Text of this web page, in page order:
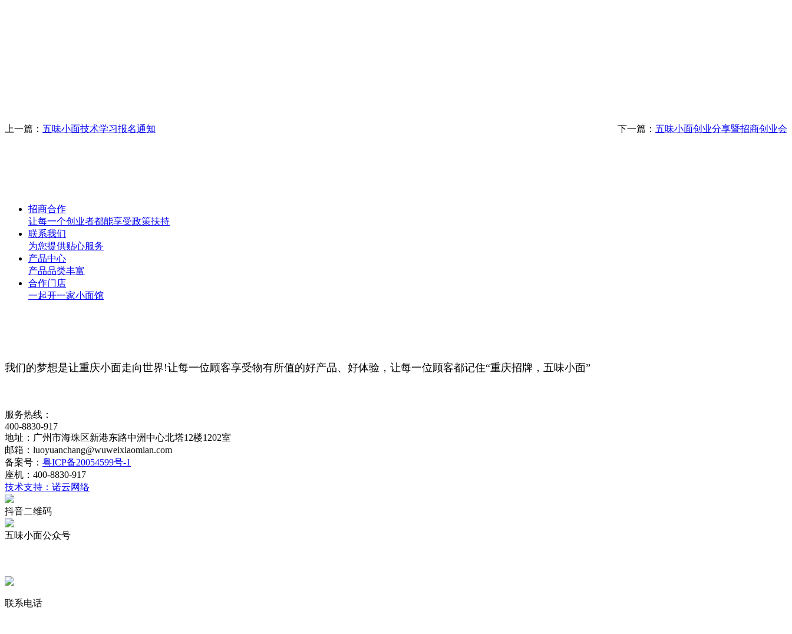
上一篇： 五味小面技术学习报名通知 下一篇： 五味小面创业分享暨招商创业会
招商合作
让每一个创业者都能享受政策扶持
联系我们
为您提供贴心服务
产品中心
产品品类丰富
合作门店
一起开一家小面馆
我们的梦想是让重庆小面走向世界!让每一位顾客享受物有所值的好产品、好体验，让每一位顾客都记住“重庆招牌，五味小面”
服务热线：
400-8830-917
地址：广州市海珠区新港东路中洲中心北塔12楼1202室
邮箱：luoyuanchang@wuweixiaomian.com
备案号： 粤ICP备20054599号-1
座机：400-8830-917
技术支持：诺云网络
抖音二维码
五味小面公众号
联系电话